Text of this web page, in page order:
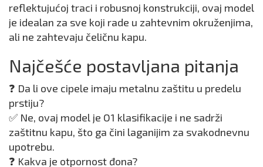
reflektujućoj traci i robusnoj konstrukciji, ovaj model
je idealan za sve koji rade u zahtevnim okruženjima,
ali ne zahtevaju čeličnu kapu.
Najčešće postavljana pitanja
❓ Da li ove cipele imaju metalnu zaštitu u predelu
prstiju?
✅ Ne, ovaj model je O1 klasifikacije i ne sadrži
zaštitnu kapu, što ga čini laganijim za svakodnevnu
upotrebu.
❓ Kakva je otpornost đona?